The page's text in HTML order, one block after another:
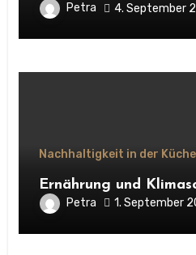
Petra 4. September
Nachhaltigkeit in der Küche
Ernährung und
Petra 1. September